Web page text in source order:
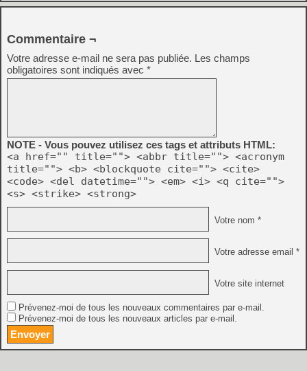
Commentaire ¬
Votre adresse e-mail ne sera pas publiée. Les champs
obligatoires sont indiqués avec *
NOTE - Vous pouvez utilisez ces tags et attributs HTML:
<a href="" title=""> <abbr title=""> <acronym
title=""> <b> <blockquote cite=""> <cite>
<code> <del datetime=""> <em> <i> <q cite="">
<s> <strike> <strong>
Votre nom *
Votre adresse email *
Votre site internet
Prévenez-moi de tous les nouveaux commentaires par e-mail.
Prévenez-moi de tous les nouveaux articles par e-mail.